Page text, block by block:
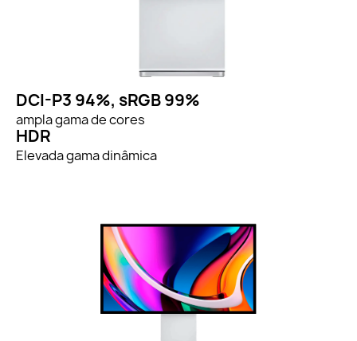
DCI-P3 94%, sRGB 99%
ampla gama de cores
HDR
Elevada gama dinâmica